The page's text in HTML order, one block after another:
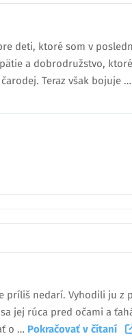
deti, ktoré som v
a dobrodružstvo,
Teraz však bojuje …
nedarí. Vyhodili ju z
jej rúca pred očami a
o … Pokračovať v čítaní